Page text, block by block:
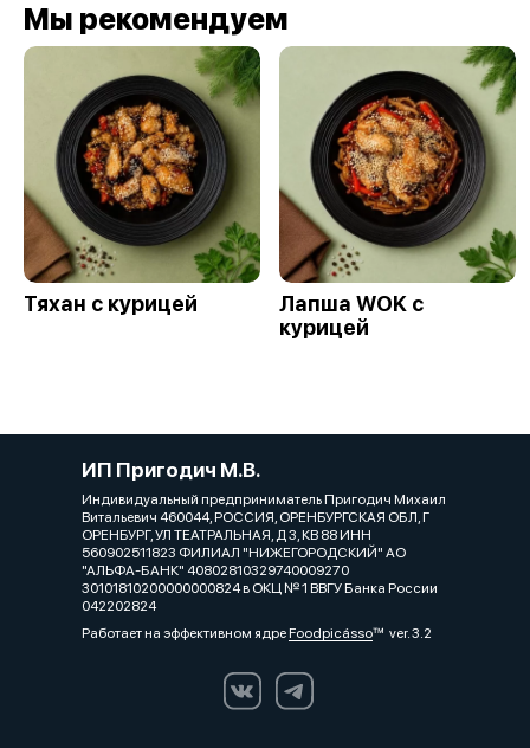
Мы рекомендуем
Тяхан с курицей
Лапша WOK с
курицей
ИП Пригодич М.В.
Индивидуальный предприниматель Пригодич Михаил
Витальевич 460044, РОССИЯ, ОРЕНБУРГСКАЯ ОБЛ, Г
ОРЕНБУРГ, УЛ ТЕАТРАЛЬНАЯ, Д 3, КВ 88 ИНН
560902511823 ФИЛИАЛ "НИЖЕГОРОДСКИЙ" АО
"АЛЬФА-БАНК" 40802810329740009270
30101810200000000824 в ОКЦ № 1 ВВГУ Банка России
042202824
Работает на эффективном ядреFoodpicássover. 3.2